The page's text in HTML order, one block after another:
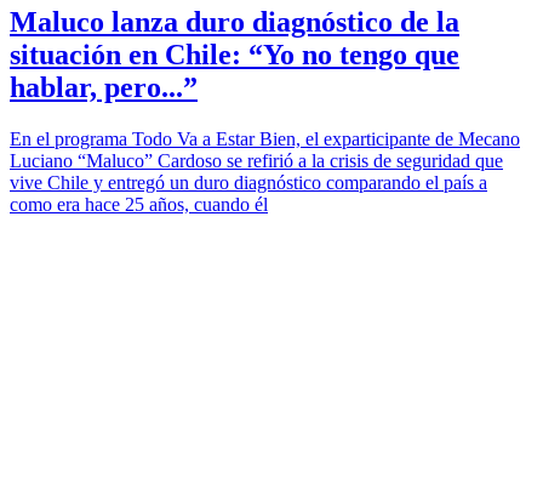
Maluco lanza duro diagnóstico de la
situación en Chile: “Yo no tengo que
hablar, pero...”
En el programa Todo Va a Estar Bien, el exparticipante de Mecano
Luciano “Maluco” Cardoso se refirió a la crisis de seguridad que
vive Chile y entregó un duro diagnóstico comparando el país a
como era hace 25 años, cuando él